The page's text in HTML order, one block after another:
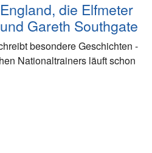
England, die Elfmeter
und Gareth Southgate
besondere Geschichten -
Nationaltrainers läuft schon